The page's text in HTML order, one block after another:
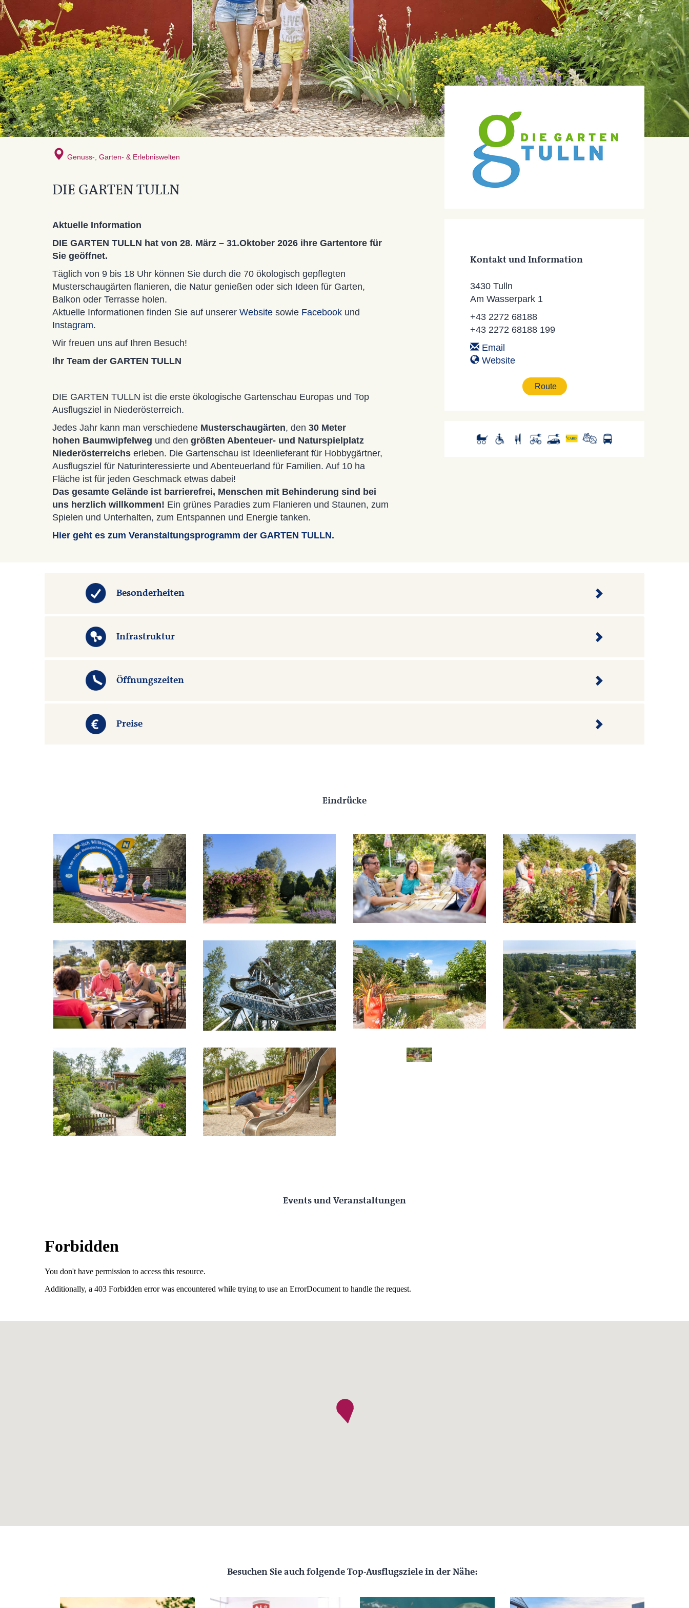
Genuss-, Garten- & Erlebniswelten
DIE GARTEN TULLN
Kontakt und Information
3430 Tulln
Am Wasserpark 1
+43 2272 68188
+43 2272 68188 199
Email
Website
Route
Aktuelle Information
DIE GARTEN TULLN hat von 28. März – 31.Oktober 2026 ihre Gartentore für
Sie geöffnet.
Täglich von 9 bis 18 Uhr können Sie durch die 70 ökologisch gepflegten
Musterschaugärten flanieren, die Natur genießen oder sich Ideen für Garten,
Balkon oder Terrasse holen.
Aktuelle Informationen finden Sie auf unserer Website sowie Facebook und
Instagram.
Wir freuen uns auf Ihren Besuch!
Ihr Team der GARTEN TULLN
DIE GARTEN TULLN ist die erste ökologische Gartenschau Europas und Top
Ausflugsziel in Niederösterreich.
Jedes Jahr kann man verschiedene Musterschaugärten, den 30 Meter
hohen Baumwipfelweg und den größten Abenteuer- und Naturspielplatz
Niederösterreichs erleben. Die Gartenschau ist Ideenlieferant für Hobbygärtner,
Ausflugsziel für Naturinteressierte und Abenteuerland für Familien. Auf 10 ha
Fläche ist für jeden Geschmack etwas dabei!
Das gesamte Gelände ist barrierefrei, Menschen mit Behinderung sind bei
uns herzlich willkommen! Ein grünes Paradies zum Flanieren und Staunen, zum
Spielen und Unterhalten, zum Entspannen und Energie tanken.
Hier geht es zum Veranstaltungsprogramm der GARTEN TULLN.
Besonderheiten
Infrastruktur
Öffnungszeiten
Preise
Eindrücke
Events und Veranstaltungen
Besuchen Sie auch folgende Top-Ausflugsziele in der Nähe: